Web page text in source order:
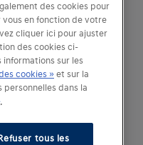
Hyundai
des cookies pour
en fonction de votre
cliquer ici pour ajuster
des cookies ci-
informations sur les
cookies »et sur la
dans la
.
tous les